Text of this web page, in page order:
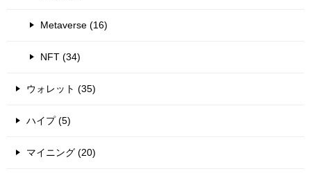
Metaverse (16)
NFT (34)
ウォレット (35)
ハイプ (5)
マイニング (20)